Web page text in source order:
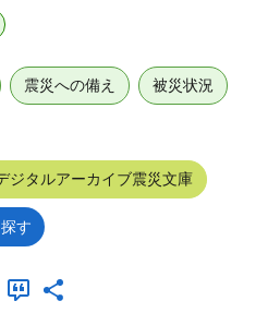
震災への備え 被災状況
ジタルアーカイブ震災文庫
す